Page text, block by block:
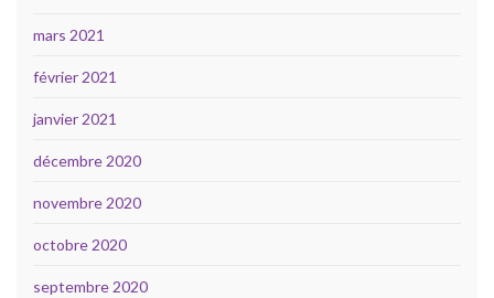
mars 2021
février 2021
janvier 2021
décembre 2020
novembre 2020
octobre 2020
septembre 2020